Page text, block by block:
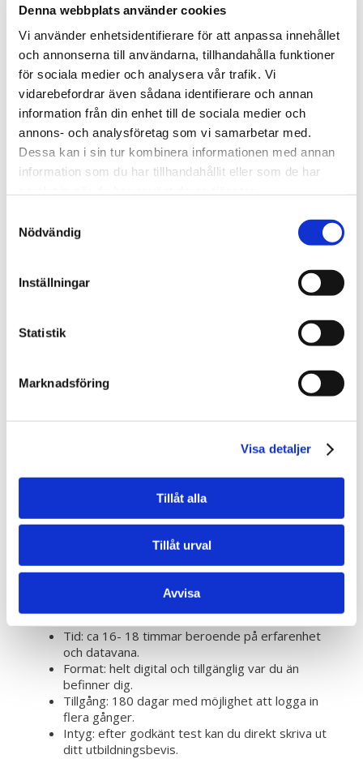
Denna webbplats använder cookies
Vi använder enhetsidentifierare för att anpassa innehållet
och annonserna till användarna, tillhandahålla funktioner
för sociala medier och analysera vår trafik. Vi
vidarebefordrar även sådana identifierare och annan
information från din enhet till de sociala medier och
annons- och analysföretag som vi samarbetar med.
Dessa kan i sin tur kombinera informationen med annan
information som du har tillhandahållit eller som de har
Nödvändig
Inställningar
Statistik
Marknadsföring
Visa detaljer
Tillåt alla
Tillåt urval
Avvisa
arbetsmiljölagen, föreskrifter och kollektivavtal.
Systematiskt arbetsmiljöarbete (SAM)och dess
praktiska tillämpning.
Organisatorisk och social arbetsmiljö (OSA): hur
du hanterar psykosociala faktorer som stress,
konflikter och arbetsbelastning.
Uppföljning och utveckling: hur en god
arbetsmiljö bidrar till verksamhetens resultat
och kvalitet.
Genom hela utbildningen får du exempel från
webbutbildning
Denna kurs riktar sig till en bred målgrupp. Framför
Chefer och arbetsledare som har
Medarbetare som vill få en ökad förståelse för
Eftersom kursen inte har några förkunskapskrav är
den öppen för alla, oavsett tidigare erfarenhet.
Utbildningens upplägg och
Tid: ca 16- 18 timmar beroende på erfarenhet
och datavana.
Format: helt digital och tillgänglig var du än
befinner dig.
Tillgång: 180 dagar med möjlighet att logga in
flera gånger.
Intyg: efter godkänt test kan du direkt skriva ut
ditt utbildningsbevis.